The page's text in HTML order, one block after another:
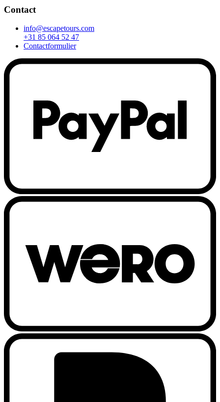
Contact
info@escapetours.com
+31 85 064 52 47
Contactformulier